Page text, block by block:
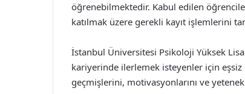
öğrenebilmektedir. Kabul edilen
katılmak üzere gerekli kayıt işlemlerini
İstanbul Üniversitesi Psikoloji Yüksek
kariyerinde ilerlemek isteyenler için eşsiz
geçmişlerini, motivasyonlarını ve